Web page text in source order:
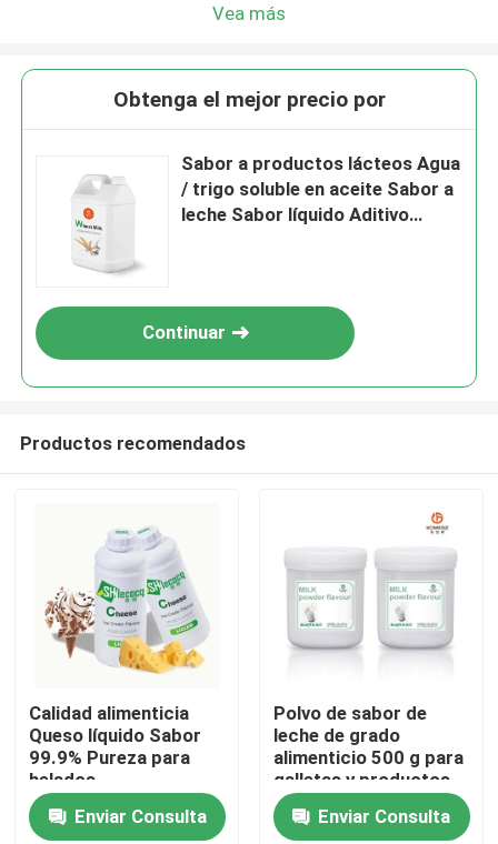
Productos
Vídeos
Vea más
Obtenga el mejor precio por
Sabor a productos lácteos Agua
/ trigo soluble en aceite Sabor a
leche Sabor líquido Aditivo
Continuar
Productos recomendados
Calidad alimenticia
Queso líquido Sabor
99.9% Pureza para
helados
Enviar Consulta
Polvo de sabor de
leche de grado
alimenticio 500 g para
galletas y productos
de confitería
Enviar Consulta